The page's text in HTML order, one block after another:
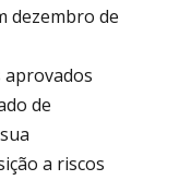
dezembro de
de
a riscos